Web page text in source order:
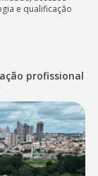
e qualificação
profissional